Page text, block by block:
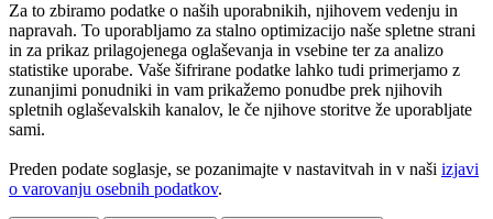
Za to zbiramo podatke o naših uporabnikih, njihovem vedenju in
napravah. To uporabljamo za stalno optimizacijo naše spletne strani
in za prikaz prilagojenega oglaševanja in vsebine ter za analizo
statistike uporabe. Vaše šifrirane podatke lahko tudi primerjamo z
zunanjimi ponudniki in vam prikažemo ponudbe prek njihovih
spletnih oglaševalskih kanalov, le če njihove storitve že uporabljate
sami.
Preden podate soglasje, se pozanimajte v nastavitvah in v naši izjavi
o varovanju osebnih podatkov.